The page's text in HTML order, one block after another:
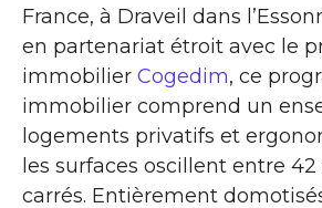
France, à Draveil dans
en partenariat étroit avec le
immobilier Cogedim, ce
immobilier comprend un
logements privatifs et
les surfaces oscillent entre
carrés. Entièrement